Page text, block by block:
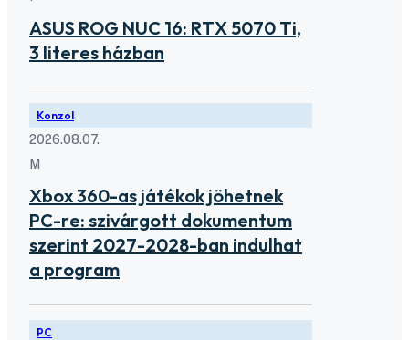
ASUS ROG NUC 16: RTX 5070 Ti,
3 literes házban
Konzol
2026.08.07.
M
Xbox 360-as játékok jöhetnek
PC-re: szivárgott dokumentum
szerint 2027-2028-ban indulhat
a program
PC